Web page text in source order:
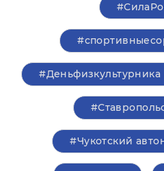
#Деньфизкультурника
#Чукотский